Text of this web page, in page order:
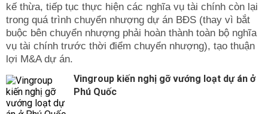
kế thừa, tiếp tục thực hiện các nghĩa vụ tài chính còn lại
trong quá trình chuyển nhượng dự án BĐS (thay vì bắt
buộc bên chuyển nhượng phải hoàn thành toàn bộ nghĩa
vụ tài chính trước thời điểm chuyển nhượng), tạo thuận
lợi M&A dự án.
Vingroup kiến nghị gỡ vướng loạt dự án ở
Phú Quốc